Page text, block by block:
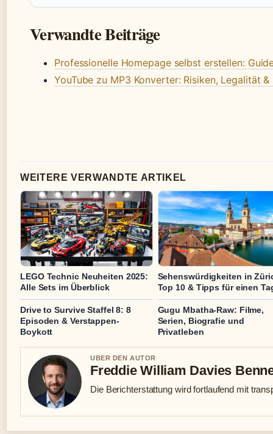
Verwandte Beiträge
Professionelle Homepage selbst erstellen:
YouTube zu MP3 Konverter: Risiken, Legalität
WEITERE VERWANDTE ARTIKEL
LEGO Technic Neuheiten 2025:
Alle Sets im Überblick
Sehenswürdigkeiten in
Top 10 & Tipps für einen
Drive to Survive Staffel 8: 8
Episoden & Verstappen-
Boykott
Gugu Mbatha-Raw: Filme,
Serien, Biografie und
Privatleben
UBER DEN AUTOR
Freddie William Davies
Die Berichterstattung wird fortlaufend mit